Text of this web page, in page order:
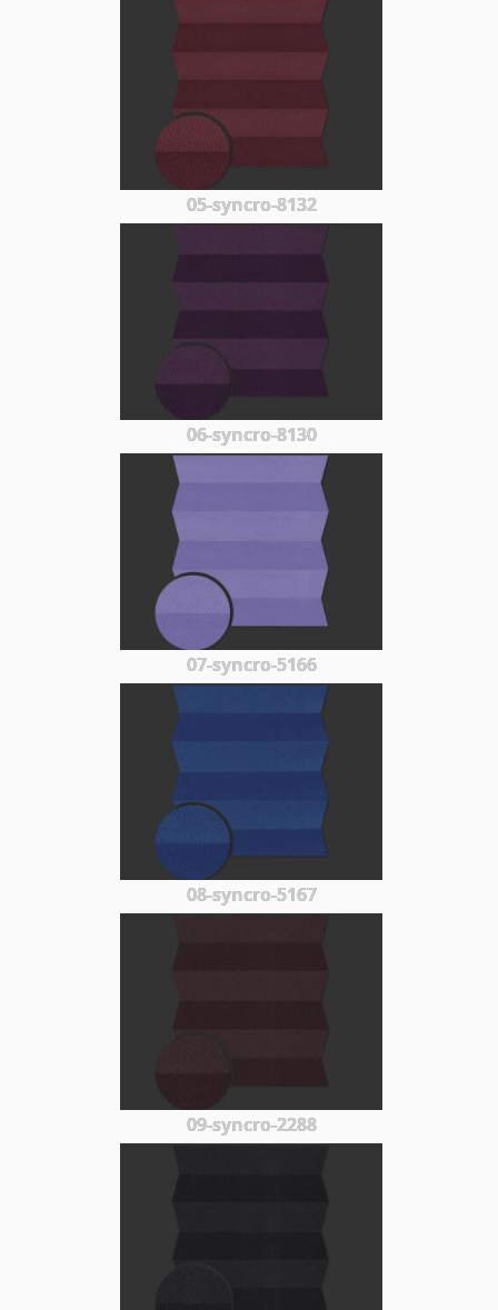
05-syncro-8132
06-syncro-8130
07-syncro-5166
08-syncro-5167
09-syncro-2288